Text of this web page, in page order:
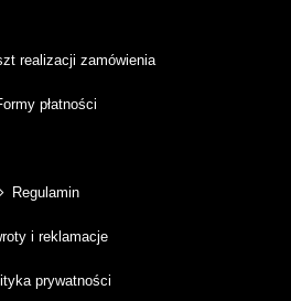
realizacji zamówienia
płatności
Regulamin
i reklamacje
prywatności